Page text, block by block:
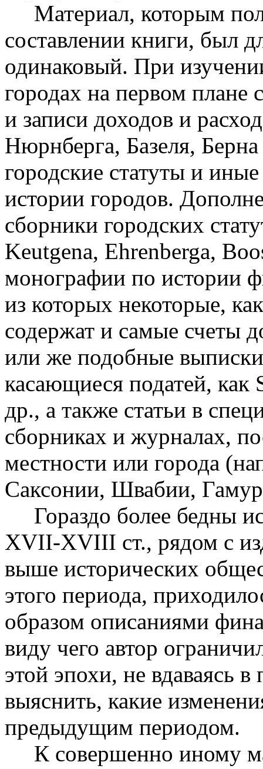
Материал, которым
составлении книги, был
одинаковый. При
городах на первом плане
и записи доходов и
Нюрнберга, Базеля,
городские статуты и
истории городов.
сборники городских
Keutgena, Ehrenberga,
монографии по истории
из которых некоторые,
содержат и самые счеты
или же подобные выписки
касающиеся податей, как
др., а также статьи в
сборниках и журналах,
местности или города
Саксонии, Швабии,
Гораздо более бедны
XVII-XVIII ст., рядом с
выше исторических
этого периода,
образом описаниями
виду чего автор
этой эпохи, не вдаваясь
выяснить, какие
предыдущим периодом.
К совершенно иному